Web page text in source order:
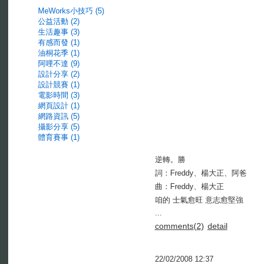
MeWorks小技巧 (5)
公益活動 (2)
生活趣事 (3)
有感而發 (1)
油桐花季 (1)
阿哩不達 (9)
設計分享 (2)
設計競賽 (1)
電影時間 (3)
網頁設計 (1)
網路資訊 (5)
攝影分享 (5)
體育賽事 (1)
逆轉。勝
詞：Freddy、楊大正、阿爸
曲：Freddy、楊大正
咱的 士氣愈旺 意志愈堅強
...
comments(2) detail
22/02/2008 12:37